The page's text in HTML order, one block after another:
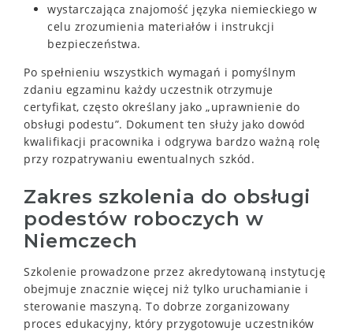
wystarczająca znajomość języka niemieckiego w
celu zrozumienia materiałów i instrukcji
bezpieczeństwa.
Po spełnieniu wszystkich wymagań i pomyślnym
zdaniu egzaminu każdy uczestnik otrzymuje
certyfikat, często określany jako „uprawnienie do
obsługi podestu”. Dokument ten służy jako dowód
kwalifikacji pracownika i odgrywa bardzo ważną rolę
przy rozpatrywaniu ewentualnych szkód.
Zakres szkolenia do obsługi
podestów roboczych w
Niemczech
Szkolenie prowadzone przez akredytowaną instytucję
obejmuje znacznie więcej niż tylko uruchamianie i
sterowanie maszyną. To dobrze zorganizowany
proces edukacyjny, który przygotowuje uczestników